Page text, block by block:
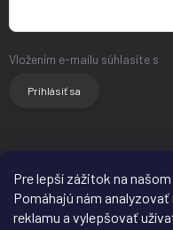
Pre lepší zážitok na
Pomáhajú nám
reklamu a vylepšovať
Vložením e-mailu súhlasíte s
Prihlásiť sa
HLAVNÝ WEB